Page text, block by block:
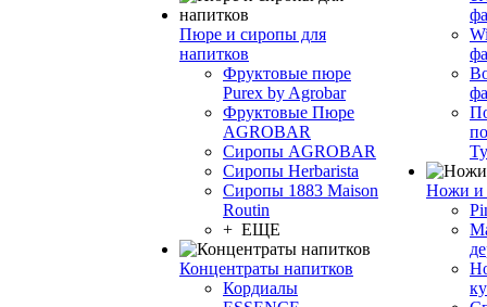
Пюре и сиропы для
напитков
Фруктовые пюре
Purex by Agrobar
Фруктовые Пюре
AGROBAR
Сиропы AGROBAR
Сиропы Herbarista
Сиропы 1883 Maison
Routin
+ ЕЩЕ
Концентраты напитков
Кордиалы
Ножи и